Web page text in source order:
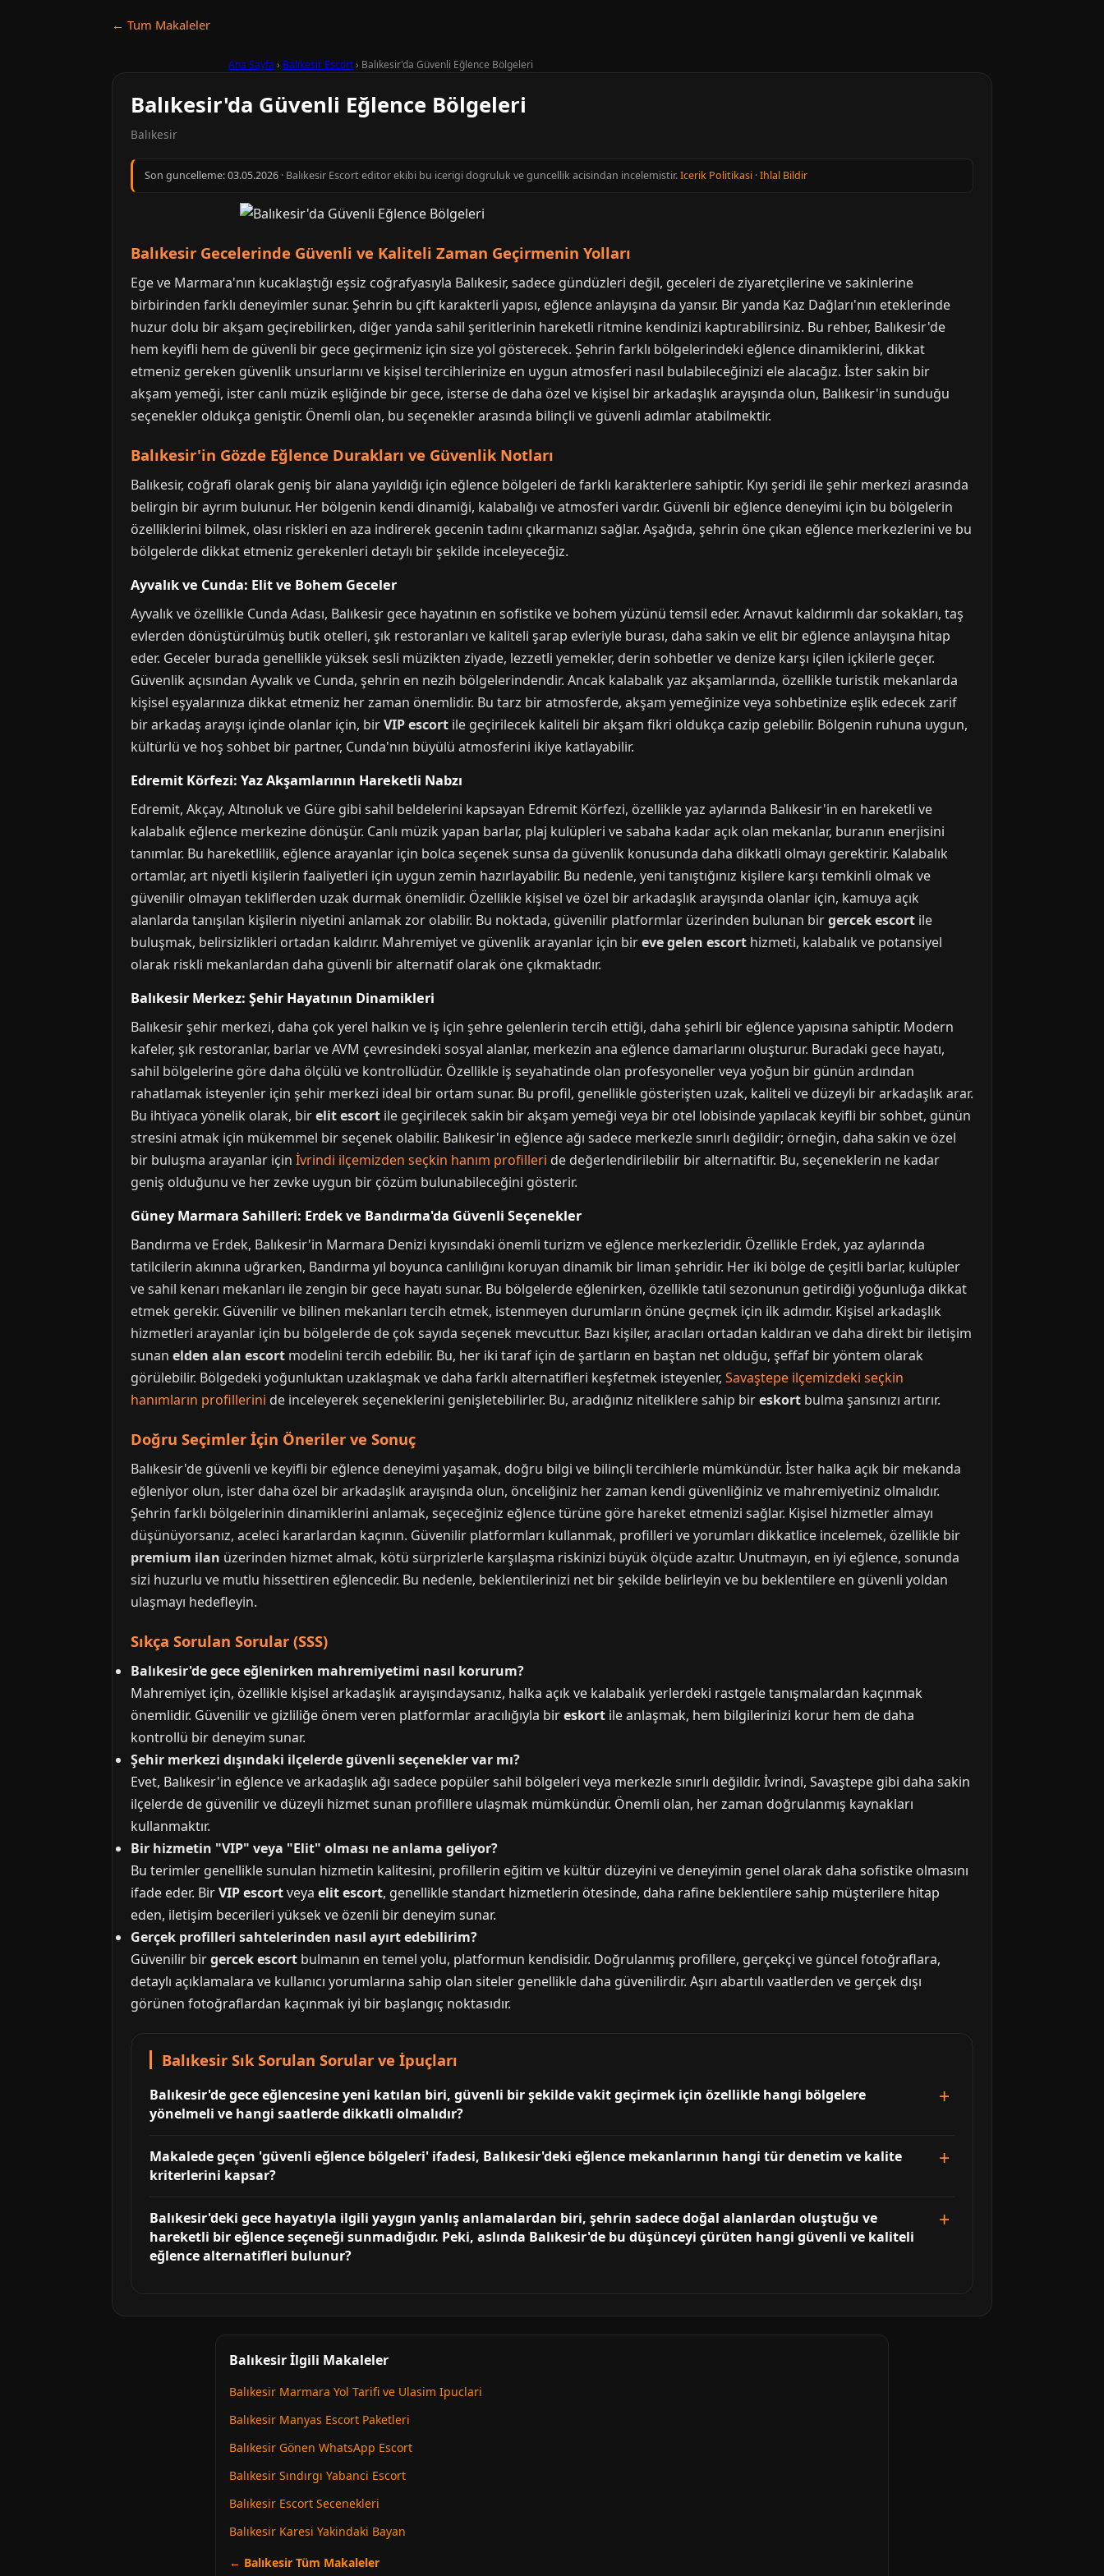
← Tum Makaleler
Ana Sayfa › Balıkesir Escort› Balıkesir'da Güvenli Eğlence Bölgeleri
Balıkesir'da Güvenli Eğlence Bölgeleri
Balıkesir
Son guncelleme:03.05.2026 · Balıkesir Escort editor ekibi bu icerigi dogruluk ve guncellik acisindan incelemistir.Icerik Politikasi ·Ihlal Bildir
Balıkesir Gecelerinde Güvenli ve Kaliteli Zaman Geçirmenin Yolları
Ege ve Marmara'nın kucaklaştığı eşsiz coğrafyasıyla Balıkesir, sadece gündüzleri değil, geceleri de ziyaretçilerine ve sakinlerine
birbirinden farklı deneyimler sunar. Şehrin bu çift karakterli yapısı, eğlence anlayışına da yansır. Bir yanda Kaz Dağları'nın eteklerinde
huzur dolu bir akşam geçirebilirken, diğer yanda sahil şeritlerinin hareketli ritmine kendinizi kaptırabilirsiniz. Bu rehber, Balıkesir'de
hem keyifli hem de güvenli bir gece geçirmeniz için size yol gösterecek. Şehrin farklı bölgelerindeki eğlence dinamiklerini, dikkat
etmeniz gereken güvenlik unsurlarını ve kişisel tercihlerinize en uygun atmosferi nasıl bulabileceğinizi ele alacağız. İster sakin bir
akşam yemeği, ister canlı müzik eşliğinde bir gece, isterse de daha özel ve kişisel bir arkadaşlık arayışında olun, Balıkesir'in sunduğu
seçenekler oldukça geniştir. Önemli olan, bu seçenekler arasında bilinçli ve güvenli adımlar atabilmektir.
Balıkesir'in Gözde Eğlence Durakları ve Güvenlik Notları
Balıkesir, coğrafi olarak geniş bir alana yayıldığı için eğlence bölgeleri de farklı karakterlere sahiptir. Kıyı şeridi ile şehir merkezi arasında
belirgin bir ayrım bulunur. Her bölgenin kendi dinamiği, kalabalığı ve atmosferi vardır. Güvenli bir eğlence deneyimi için bu bölgelerin
özelliklerini bilmek, olası riskleri en aza indirerek gecenin tadını çıkarmanızı sağlar. Aşağıda, şehrin öne çıkan eğlence merkezlerini ve bu
bölgelerde dikkat etmeniz gerekenleri detaylı bir şekilde inceleyeceğiz.
Ayvalık ve Cunda: Elit ve Bohem Geceler
Ayvalık ve özellikle Cunda Adası, Balıkesir gece hayatının en sofistike ve bohem yüzünü temsil eder. Arnavut kaldırımlı dar sokakları, taş
evlerden dönüştürülmüş butik otelleri, şık restoranları ve kaliteli şarap evleriyle burası, daha sakin ve elit bir eğlence anlayışına hitap
eder. Geceler burada genellikle yüksek sesli müzikten ziyade, lezzetli yemekler, derin sohbetler ve denize karşı içilen içkilerle geçer.
Güvenlik açısından Ayvalık ve Cunda, şehrin en nezih bölgelerindendir. Ancak kalabalık yaz akşamlarında, özellikle turistik mekanlarda
kişisel eşyalarınıza dikkat etmeniz her zaman önemlidir. Bu tarz bir atmosferde, akşam yemeğinize veya sohbetinize eşlik edecek zarif
bir arkadaş arayışı içinde olanlar için, birVIP escort ile geçirilecek kaliteli bir akşam fikri oldukça cazip gelebilir. Bölgenin ruhuna uygun,
kültürlü ve hoş sohbet bir partner, Cunda'nın büyülü atmosferini ikiye katlayabilir.
Edremit Körfezi: Yaz Akşamlarının Hareketli Nabzı
Edremit, Akçay, Altınoluk ve Güre gibi sahil beldelerini kapsayan Edremit Körfezi, özellikle yaz aylarında Balıkesir'in en hareketli ve
kalabalık eğlence merkezine dönüşür. Canlı müzik yapan barlar, plaj kulüpleri ve sabaha kadar açık olan mekanlar, buranın enerjisini
tanımlar. Bu hareketlilik, eğlence arayanlar için bolca seçenek sunsa da güvenlik konusunda daha dikkatli olmayı gerektirir. Kalabalık
ortamlar, art niyetli kişilerin faaliyetleri için uygun zemin hazırlayabilir. Bu nedenle, yeni tanıştığınız kişilere karşı temkinli olmak ve
güvenilir olmayan tekliflerden uzak durmak önemlidir. Özellikle kişisel ve özel bir arkadaşlık arayışında olanlar için, kamuya açık
alanlarda tanışılan kişilerin niyetini anlamak zor olabilir. Bu noktada, güvenilir platformlar üzerinden bulunan birgercek escort ile
buluşmak, belirsizlikleri ortadan kaldırır. Mahremiyet ve güvenlik arayanlar için bireve gelen escort hizmeti, kalabalık ve potansiyel
olarak riskli mekanlardan daha güvenli bir alternatif olarak öne çıkmaktadır.
Balıkesir Merkez: Şehir Hayatının Dinamikleri
Balıkesir şehir merkezi, daha çok yerel halkın ve iş için şehre gelenlerin tercih ettiği, daha şehirli bir eğlence yapısına sahiptir. Modern
kafeler, şık restoranlar, barlar ve AVM çevresindeki sosyal alanlar, merkezin ana eğlence damarlarını oluşturur. Buradaki gece hayatı,
sahil bölgelerine göre daha ölçülü ve kontrollüdür. Özellikle iş seyahatinde olan profesyoneller veya yoğun bir günün ardından
rahatlamak isteyenler için şehir merkezi ideal bir ortam sunar. Bu profil, genellikle gösterişten uzak, kaliteli ve düzeyli bir arkadaşlık arar.
Bu ihtiyaca yönelik olarak, birelit escort ile geçirilecek sakin bir akşam yemeği veya bir otel lobisinde yapılacak keyifli bir sohbet, günün
stresini atmak için mükemmel bir seçenek olabilir. Balıkesir'in eğlence ağı sadece merkezle sınırlı değildir; örneğin, daha sakin ve özel
bir buluşma arayanlar için İvrindi ilçemizden seçkin hanım profilleri de değerlendirilebilir bir alternatiftir. Bu, seçeneklerin ne kadar
geniş olduğunu ve her zevke uygun bir çözüm bulunabileceğini gösterir.
Güney Marmara Sahilleri: Erdek ve Bandırma'da Güvenli Seçenekler
Bandırma ve Erdek, Balıkesir'in Marmara Denizi kıyısındaki önemli turizm ve eğlence merkezleridir. Özellikle Erdek, yaz aylarında
tatilcilerin akınına uğrarken, Bandırma yıl boyunca canlılığını koruyan dinamik bir liman şehridir. Her iki bölge de çeşitli barlar, kulüpler
ve sahil kenarı mekanları ile zengin bir gece hayatı sunar. Bu bölgelerde eğlenirken, özellikle tatil sezonunun getirdiği yoğunluğa dikkat
etmek gerekir. Güvenilir ve bilinen mekanları tercih etmek, istenmeyen durumların önüne geçmek için ilk adımdır. Kişisel arkadaşlık
hizmetleri arayanlar için bu bölgelerde de çok sayıda seçenek mevcuttur. Bazı kişiler, aracıları ortadan kaldıran ve daha direkt bir iletişim
sunan elden alan escort modelini tercih edebilir. Bu, her iki taraf için de şartların en baştan net olduğu, şeffaf bir yöntem olarak
görülebilir. Bölgedeki yoğunluktan uzaklaşmak ve daha farklı alternatifleri keşfetmek isteyenler, Savaştepe ilçemizdeki seçkin
hanımların profillerini de inceleyerek seçeneklerini genişletebilirler. Bu, aradığınız niteliklere sahip bireskort bulma şansınızı artırır.
Doğru Seçimler İçin Öneriler ve Sonuç
Balıkesir'de güvenli ve keyifli bir eğlence deneyimi yaşamak, doğru bilgi ve bilinçli tercihlerle mümkündür. İster halka açık bir mekanda
eğleniyor olun, ister daha özel bir arkadaşlık arayışında olun, önceliğiniz her zaman kendi güvenliğiniz ve mahremiyetiniz olmalıdır.
Şehrin farklı bölgelerinin dinamiklerini anlamak, seçeceğiniz eğlence türüne göre hareket etmenizi sağlar. Kişisel hizmetler almayı
düşünüyorsanız, aceleci kararlardan kaçının. Güvenilir platformları kullanmak, profilleri ve yorumları dikkatlice incelemek, özellikle bir
premium ilan üzerinden hizmet almak, kötü sürprizlerle karşılaşma riskinizi büyük ölçüde azaltır. Unutmayın, en iyi eğlence, sonunda
sizi huzurlu ve mutlu hissettiren eğlencedir. Bu nedenle, beklentilerinizi net bir şekilde belirleyin ve bu beklentilere en güvenli yoldan
ulaşmayı hedefleyin.
Sıkça Sorulan Sorular (SSS)
Balıkesir'de gece eğlenirken mahremiyetimi nasıl korurum?
Mahremiyet için, özellikle kişisel arkadaşlık arayışındaysanız, halka açık ve kalabalık yerlerdeki rastgele tanışmalardan kaçınmak
önemlidir. Güvenilir ve gizliliğe önem veren platformlar aracılığıyla bireskort ile anlaşmak, hem bilgilerinizi korur hem de daha
kontrollü bir deneyim sunar.
Şehir merkezi dışındaki ilçelerde güvenli seçenekler var mı?
Evet, Balıkesir'in eğlence ve arkadaşlık ağı sadece popüler sahil bölgeleri veya merkezle sınırlı değildir. İvrindi, Savaştepe gibi daha sakin
ilçelerde de güvenilir ve düzeyli hizmet sunan profillere ulaşmak mümkündür. Önemli olan, her zaman doğrulanmış kaynakları
kullanmaktır.
Bir hizmetin "VIP" veya "Elit" olması ne anlama geliyor?
Bu terimler genellikle sunulan hizmetin kalitesini, profillerin eğitim ve kültür düzeyini ve deneyimin genel olarak daha sofistike olmasını
ifade eder. BirVIP escortveya elit escort, genellikle standart hizmetlerin ötesinde, daha rafine beklentilere sahip müşterilere hitap
eden, iletişim becerileri yüksek ve özenli bir deneyim sunar.
Gerçek profilleri sahtelerinden nasıl ayırt edebilirim?
Güvenilir birgercek escort bulmanın en temel yolu, platformun kendisidir. Doğrulanmış profillere, gerçekçi ve güncel fotoğraflara,
detaylı açıklamalara ve kullanıcı yorumlarına sahip olan siteler genellikle daha güvenilirdir. Aşırı abartılı vaatlerden ve gerçek dışı
görünen fotoğraflardan kaçınmak iyi bir başlangıç noktasıdır.
Balıkesir Sık Sorulan Sorular ve İpuçları
Balıkesir'de gece eğlencesine yeni katılan biri, güvenli bir şekilde vakit geçirmek için özellikle hangi bölgelere
yönelmeli ve hangi saatlerde dikkatli olmalıdır?
Makalede geçen 'güvenli eğlence bölgeleri' ifadesi, Balıkesir'deki eğlence mekanlarının hangi tür denetim ve kalite
kriterlerini kapsar?
Balıkesir'deki gece hayatıyla ilgili yaygın yanlış anlamalardan biri, şehrin sadece doğal alanlardan oluştuğu ve
hareketli bir eğlence seçeneği sunmadığıdır. Peki, aslında Balıkesir'de bu düşünceyi çürüten hangi güvenli ve kaliteli
eğlence alternatifleri bulunur?
Balıkesir İlgili Makaleler
Balıkesir Marmara Yol Tarifi ve Ulasim Ipuclari
Balıkesir Manyas Escort Paketleri
Balıkesir Gönen WhatsApp Escort
Balıkesir Sındırgı Yabanci Escort
Balıkesir Escort Secenekleri
Balıkesir Karesi Yakindaki Bayan
← Balıkesir Tüm Makaleler